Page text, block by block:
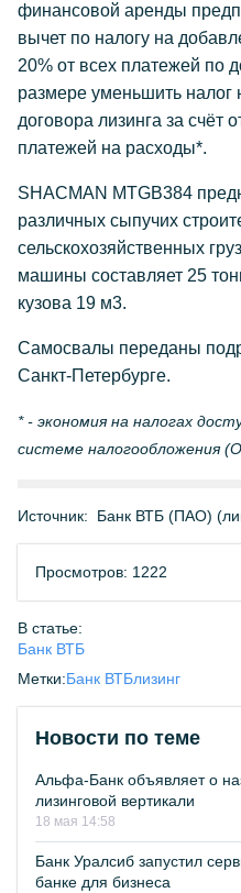
финансовой аренды
вычет по налогу на
20% от всех платежей по
размере уменьшить
договора лизинга за счёт
платежей на расходы*.
SHACMAN MTGB384
различных сыпучих
сельскохозяйственных
машины составляет 25
кузова 19 м3.
Самосвалы переданы
Санкт-Петербурге.
* - экономия на налогах
системе налогообложения
Источник: Банк ВТБ (ПАО)
Просмотров: 1222
В статье:
Банк ВТБ
Метки:Банк ВТБлизинг
Новости по теме
Альфа-Банк объявляет о
лизинговой вертикали
18 мая 14:58
Банк Уралсиб запустил
банке для бизнеса